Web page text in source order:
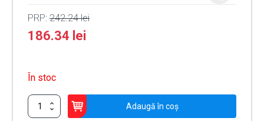
PRP: 242.24lei
186.34 lei
În stoc
Cantitate
Yala
Adaugă în coș